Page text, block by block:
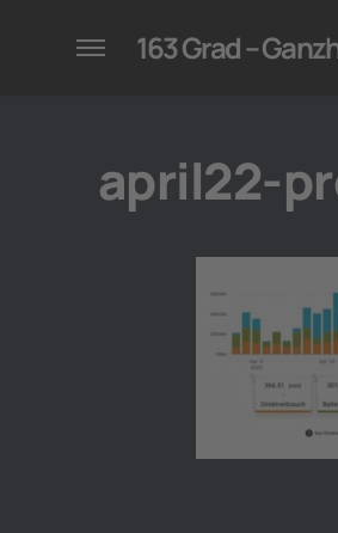
für Unternehmen
163 Grad –
april22-